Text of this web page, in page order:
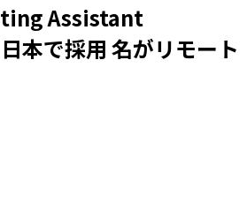
Assistant
本で採用 名がリモート